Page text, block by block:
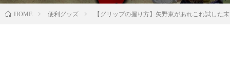
HOME 便利グッズ 【グリップの握り方】矢野東があれこれ試した